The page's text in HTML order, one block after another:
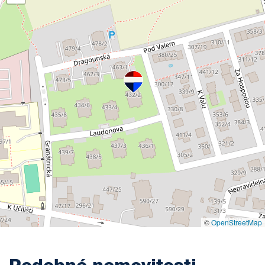
©OpenStreetMap